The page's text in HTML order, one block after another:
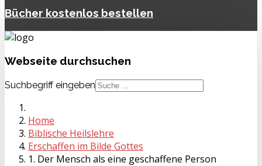
Bücher kostenlos bestellen
Webseite durchsuchen
Suchbegriff eingeben
Home
Biblische Heilslehre
Erschaffen im Bilde Gottes
1. Der Mensch als eine geschaffene Person